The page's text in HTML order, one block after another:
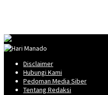
Disclaimer
Hubungi Kami
Pedoman Media Siber
Tentang Redaksi